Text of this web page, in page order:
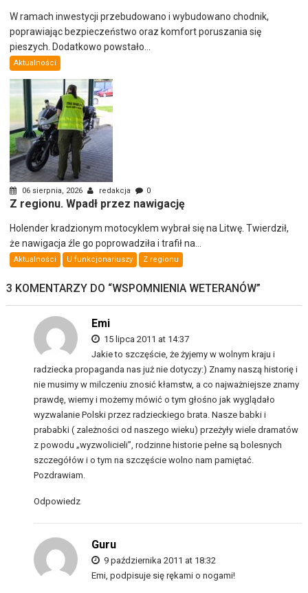
W ramach inwestycji przebudowano i wybudowano chodnik,
poprawiając bezpieczeństwo oraz komfort poruszania się
pieszych. Dodatkowo powstało...
Aktualności
06 sierpnia, 2026 redakcja 0
Z regionu. Wpadł przez nawigację
Holender kradzionym motocyklem wybrał się na Litwę. Twierdził,
że nawigacja źle go poprowadziła i trafił na...
Aktualności U funkcjonariuszy Z regionu
3 KOMENTARZY DO “WSPOMNIENIA WETERANÓW”
Emi
15 lipca 2011 at 14:37
Jakie to szczęście, że żyjemy w wolnym kraju i
radziecka propaganda nas już nie dotyczy:) Znamy naszą historię i
nie musimy w milczeniu znosić kłamstw, a co najważniejsze znamy
prawdę, wiemy i możemy mówić o tym głośno jak wyglądało
wyzwalanie Polski przez radzieckiego brata. Nasze babki i
prababki ( zależności od naszego wieku) przeżyły wiele dramatów
z powodu „wyzwolicieli”, rodzinne historie pełne są bolesnych
szczegółów i o tym na szczęście wolno nam pamiętać.
Pozdrawiam.
Odpowiedz
Guru
9 października 2011 at 18:32
Emi, podpisuje się rękami o nogami!